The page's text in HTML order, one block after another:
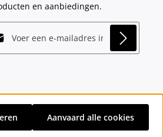
en aanbiedingen.
u onze
hebt
en onze
voorwaardenhebt
indien niet anders vermeld.
Aanvaard alle cookies